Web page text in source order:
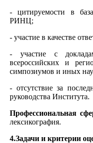
- цитируемости в
РИНЦ;
- участие в качестве
- участие с
всероссийских и
симпозиумов и иных
- отсутствие за
руководства Института.
Профессиональная
лексикография.
4.Задачи и критерии